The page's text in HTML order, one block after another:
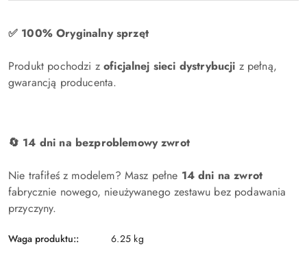
✅ 100% Oryginalny sprzęt
Produkt pochodzi zoficjalnej sieci dystrybucji z pełną,
gwarancją producenta.
🔄 14 dni na bezproblemowy zwrot
Nie trafiłeś z modelem? Masz pełne 14 dni na zwrot
fabrycznie nowego, nieużywanego zestawu bez podawania
przyczyny.
Waga produktu:: 6.25 kg